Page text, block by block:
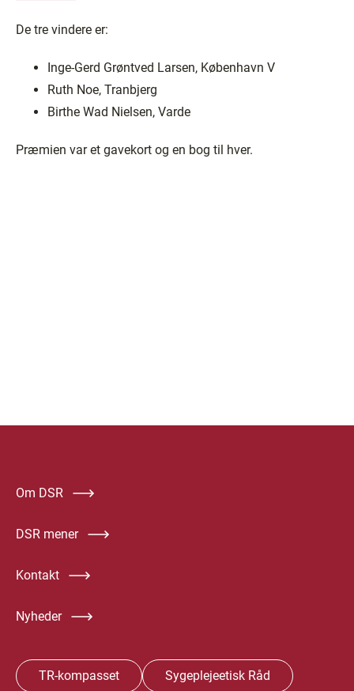
De tre vindere er:
Inge-Gerd Grøntved Larsen, København V
Ruth Noe, Tranbjerg
Birthe Wad Nielsen, Varde
Præmien var et gavekort og en bog til hver.
Om DSR
DSR mener
Kontakt
Nyheder
TR-kompasset Sygeplejeetisk Råd